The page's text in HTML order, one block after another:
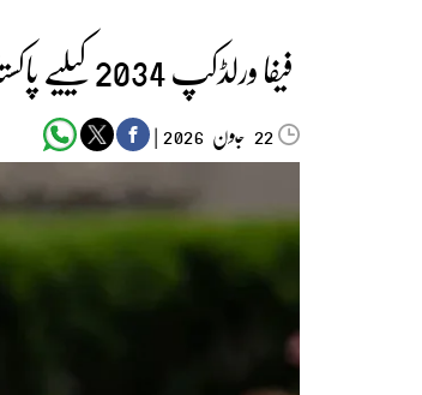
فیفا ورلڈکپ 2034 کیلیے پاکستان کا 4 لاکھ تربیت یافتہ کارکن بیرونِ ملک بھیجنے کا منصوبہ
22 جون‬‮ |